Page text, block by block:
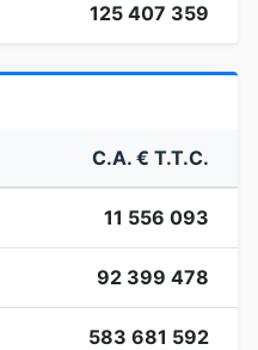
125 407 359
C.A. € T.T.C.
11 556 093
92 399 478
583 681 592